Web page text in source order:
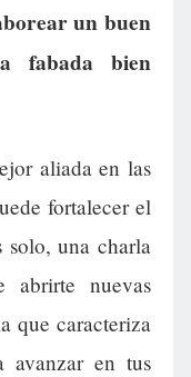
un buen
fabada bien
aliada en las
fortalecer el
solo, una charla
abrirte nuevas
que caracteriza
avanzar en tus